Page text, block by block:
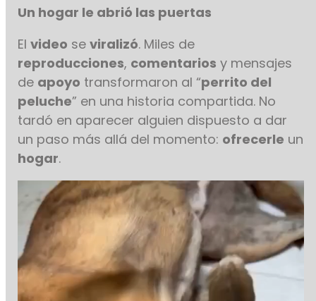
Un hogar le abrió las puertas
Elvideo seviralizó. Miles de
reproducciones, comentarios y mensajes
de apoyo transformaron al “perrito del
peluche” en una historia compartida. No
tardó en aparecer alguien dispuesto a dar
un paso más allá del momento: ofrecerle un
hogar.